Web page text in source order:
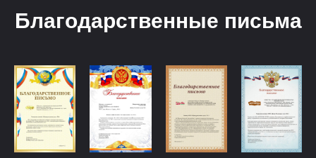
Благодарственные письма